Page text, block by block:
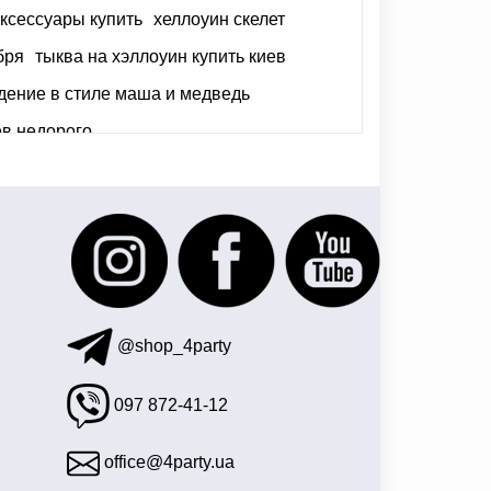
купить хеллоуин скелет
тыква на хэллоуин купить киев
в стиле маша и медведь
недорого
@shop_4party
097 872-41-12
office@4party.ua